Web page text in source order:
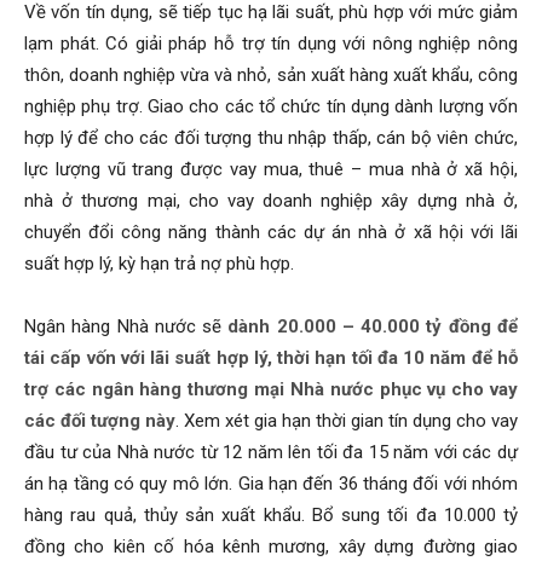
Về vốn tín dụng, sẽ tiếp tục hạ lãi suất, phù hợp với mức giảm
lạm phát. Có giải pháp hỗ trợ tín dụng với nông nghiệp nông
thôn, doanh nghiệp vừa và nhỏ, sản xuất hàng xuất khẩu, công
nghiệp phụ trợ. Giao cho các tổ chức tín dụng dành lượng vốn
hợp lý để cho các đối tượng thu nhập thấp, cán bộ viên chức,
lực lượng vũ trang được vay mua, thuê – mua nhà ở xã hội,
nhà ở thương mại, cho vay doanh nghiệp xây dựng nhà ở,
chuyển đổi công năng thành các dự án nhà ở xã hội với lãi
suất hợp lý, kỳ hạn trả nợ phù hợp.
Ngân hàng Nhà nước sẽ dành 20.000 – 40.000 tỷ đồng để
tái cấp vốn với lãi suất hợp lý, thời hạn tối đa 10 năm để hỗ
trợ các ngân hàng thương mại Nhà nước phục vụ cho vay
các đối tượng này. Xem xét gia hạn thời gian tín dụng cho vay
đầu tư của Nhà nước từ 12 năm lên tối đa 15 năm với các dự
án hạ tầng có quy mô lớn. Gia hạn đến 36 tháng đối với nhóm
hàng rau quả, thủy sản xuất khẩu. Bổ sung tối đa 10.000 tỷ
đồng cho kiên cố hóa kênh mương, xây dựng đường giao